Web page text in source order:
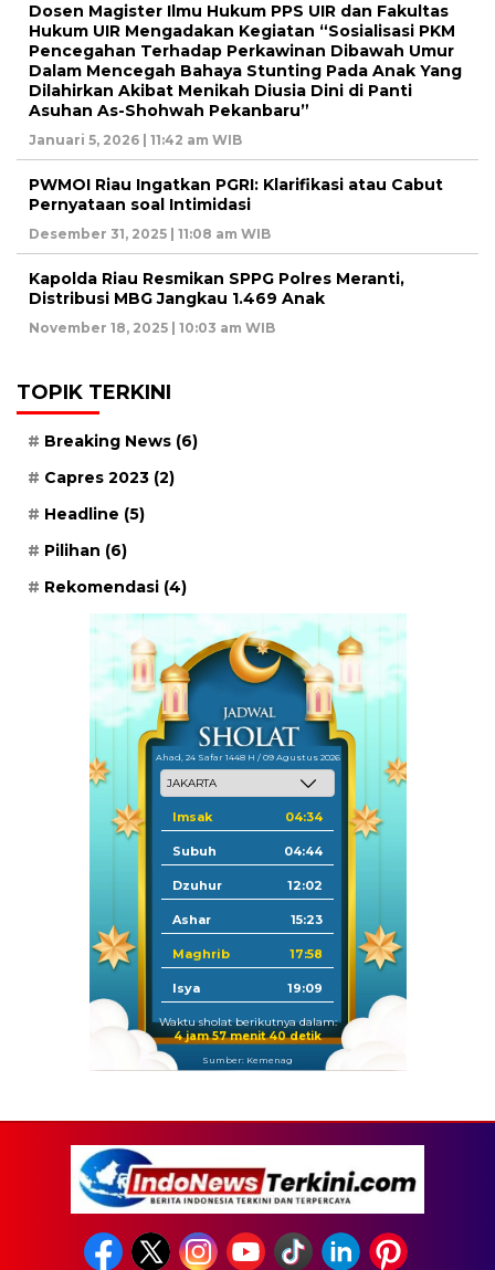
Dosen Magister Ilmu Hukum PPS UIR dan Fakultas
Hukum UIR Mengadakan Kegiatan “Sosialisasi PKM
Pencegahan Terhadap Perkawinan Dibawah Umur
Dalam Mencegah Bahaya Stunting Pada Anak Yang
Dilahirkan Akibat Menikah Diusia Dini di Panti
Asuhan As-Shohwah Pekanbaru”
Januari 5, 2026 | 11:42 am WIB
PWMOI Riau Ingatkan PGRI: Klarifikasi atau Cabut
Pernyataan soal Intimidasi
Desember 31, 2025 | 11:08 am WIB
Kapolda Riau Resmikan SPPG Polres Meranti,
Distribusi MBG Jangkau 1.469 Anak
November 18, 2025 | 10:03 am WIB
TOPIK TERKINI
Breaking News (6)
Capres 2023 (2)
Headline (5)
Pilihan (6)
Rekomendasi (4)
Ahad, 24 Safar 1448 H / 09 Agustus 2026
Imsak 04:34
Subuh 04:44
Dzuhur 12:02
Ashar 15:23
Maghrib 17:58
Isya 19:09
Waktu sholat berikutnya dalam:
4 jam 57 menit 39 detik
Sumber: Kemenag